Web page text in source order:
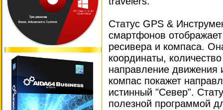
Статус GPS &
смартфонов
ресивера и компаса.
координаты,
направление движения
компас покажет
истинный "Север".
полезной программой